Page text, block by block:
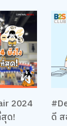
2024
ด!
ดี